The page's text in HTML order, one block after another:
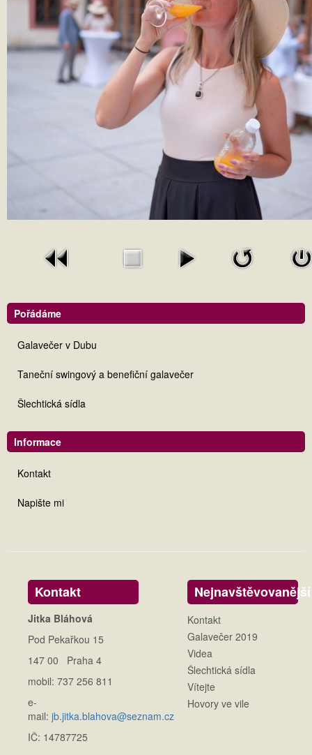
Pořádáme
Galavečer v Dubu
Taneční swingový a benefiční galavečer
Šlechtická sídla
Informace
Kontakt
Napište mi
Kontakt
Jitka Bláhová
Pod Pekařkou 15
147 00 Praha 4
mobil: 737 256 811
e-
mail: jb.jitka.blahova@seznam.cz
IČ: 14787725
Nejnavštěvovanější
Kontakt
Galavečer 2019
Videa
Šlechtická sídla
Vítejte
Hovory ve vile